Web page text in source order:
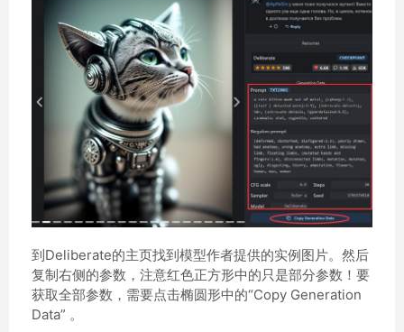
到Deliberate的主页找到模型作者提供的实例图片。然后
复制右侧的参数，注意红色正方形中的只是部分参数！要
获取全部参数，需要点击椭圆形中的“Copy Generation
Data” 。